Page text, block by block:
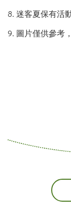
8. 迷客夏保有活
9. 圖片僅供參考